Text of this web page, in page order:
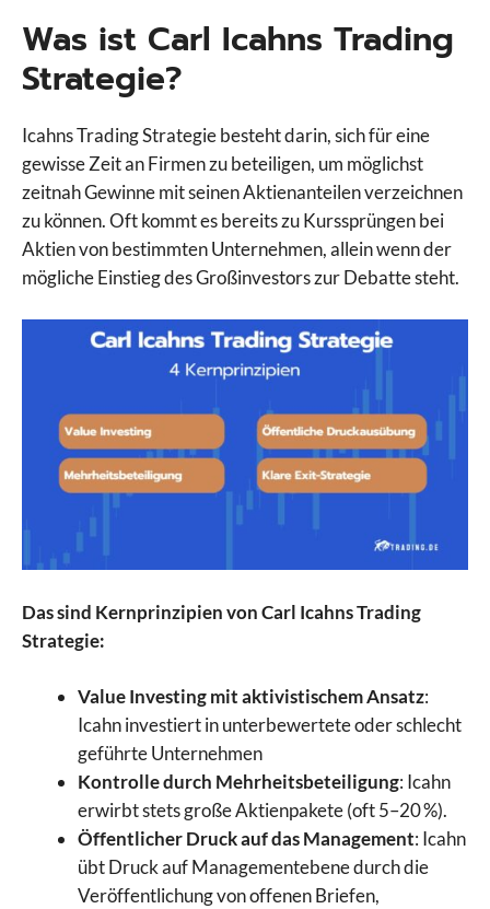
Was ist Carl Icahns Trading
Strategie?
Icahns Trading Strategie besteht darin, sich für eine
gewisse Zeit an Firmen zu beteiligen, um möglichst
zeitnah Gewinne mit seinen Aktienanteilen verzeichnen
zu können. Oft kommt es bereits zu Kurssprüngen bei
Aktien von bestimmten Unternehmen, allein wenn der
mögliche Einstieg des Großinvestors zur Debatte steht.
Das sind Kernprinzipien von Carl Icahns Trading
Strategie:
Value Investing mit aktivistischem Ansatz:
Icahn investiert in unterbewertete oder schlecht
geführte Unternehmen
Kontrolle durch Mehrheitsbeteiligung: Icahn
erwirbt stets große Aktienpakete (oft 5–20 %).
Öffentlicher Druck auf das Management: Icahn
übt Druck auf Managementebene durch die
Veröffentlichung von offenen Briefen,